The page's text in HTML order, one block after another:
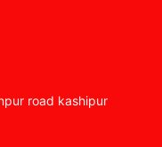
road kashipur